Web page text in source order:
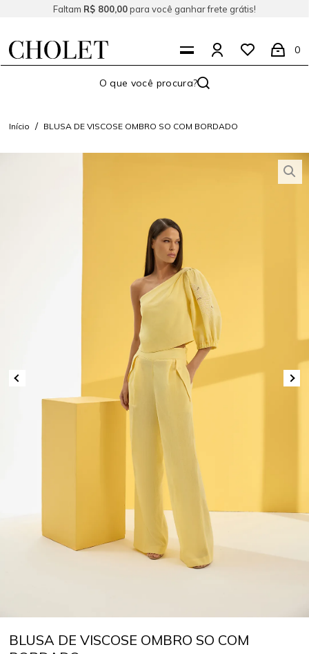
Faltam R$ 800,00para você ganhar frete grátis!
0
Início BLUSA DE VISCOSE OMBRO SO COM BORDADO
BLUSA DE VISCOSE OMBRO SO COM